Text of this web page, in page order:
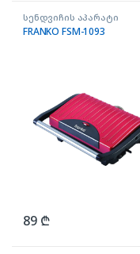
სენდვიჩის აპარატი
FRANKO FSM-1093
89 ₾